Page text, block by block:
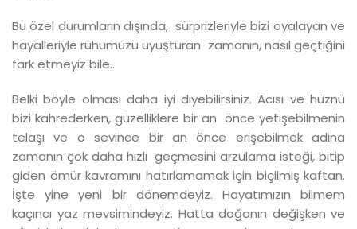
Bu özel durumların dışında, sürprizleriyle bizi oyalayan ve
hayalleriyle ruhumuzu uyuşturan zamanın, nasıl geçtiğini
fark etmeyiz bile..
Belki böyle olması daha iyi diyebilirsiniz. Acısı ve hüznü
bizi kahrederken, güzelliklere bir an önce yetişebilmenin
telaşı ve o sevince bir an önce erişebilmek adına
zamanın çok daha hızlı geçmesini arzulama isteği, bitip
giden ömür kavramını hatırlamamak için biçilmiş kaftan.
İşte yine yeni bir dönemdeyiz. Hayatımızın bilmem
kaçıncı yaz mevsimindeyiz. Hatta doğanın değişken ve